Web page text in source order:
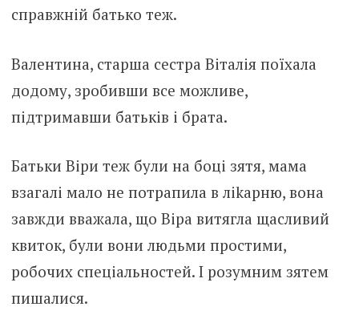
справжній батько теж.
Валентина, старша сестра Віталія поїхала
додому, зробивши все можливе,
підтримавши батьків і брата.
Батьки Віри теж були на боці зятя, мама
взагалі мало не потрапила в ліkapню, вона
завжди вважала, що Віра витягла щасливий
квиток, були вони людьми простими,
робочих спеціальностей. І розумним зятем
пишалися.